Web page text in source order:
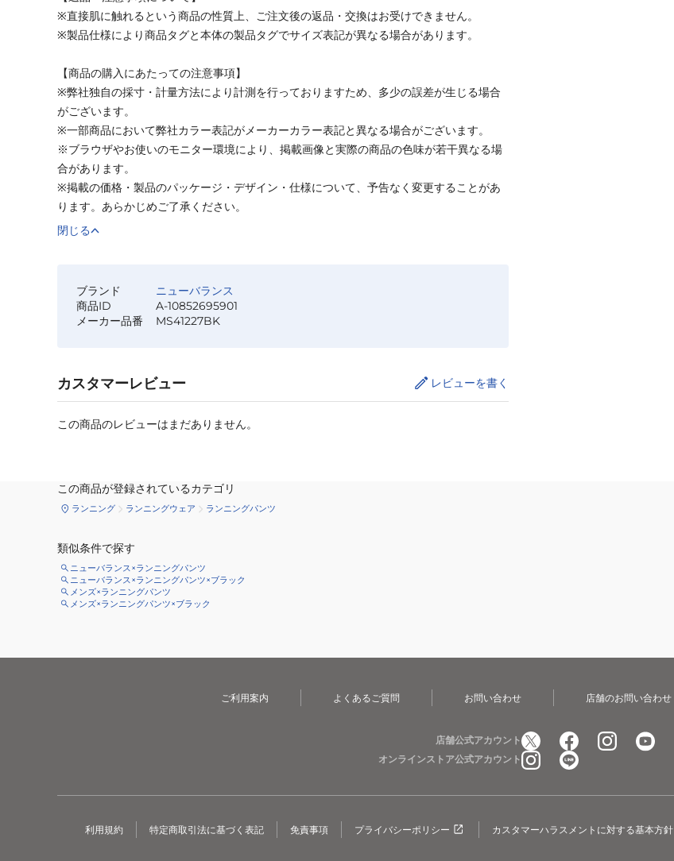
※直接肌に触れるという商品の性質上、ご注文後の返品・交換はお受けできません。
※製品仕様により商品タグと本体の製品タグでサイズ表記が異なる場合があります。
【商品の購入にあたっての注意事項】
※弊社独自の採寸・計量方法により計測を行っておりますため、多少の誤差が生じる場合
がございます。
※一部商品において弊社カラー表記がメーカーカラー表記と異なる場合がございます。
※ブラウザやお使いのモニター環境により、掲載画像と実際の商品の色味が若干異なる場
合があります。
※掲載の価格・製品のパッケージ・デザイン・仕様について、予告なく変更することがあ
ります。あらかじめご了承ください。
閉じる
ブランド
ニューバランス
商品ID
A-10852695901
メーカー品番
MS41227BK
カスタマーレビュー レビューを書く
この商品のレビューはまだありません。
この商品が登録されているカテゴリ
ランニング ランニングウェア ランニングパンツ
類似条件で探す
ニューバランス×ランニングパンツ
ニューバランス×ランニングパンツ×ブラック
メンズ×ランニングパンツ
メンズ×ランニングパンツ×ブラック
ご利用案内 よくあるご質問 お問い合わせ 店舗のお問い合わせ
店舗公式アカウント
オンラインストア公式アカウント
利用規約 特定商取引法に基づく表記 免責事項 プライバシーポリシー カスタマーハラスメントに対する基本方針